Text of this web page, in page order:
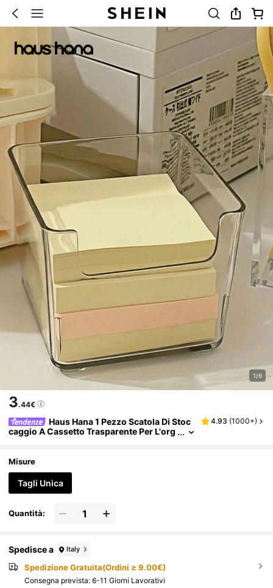
1/6
3.44€
Haus Hana 1 Pezzo Scatola Di Stoc
caggio A Cassetto Trasparente Per L'org
Abbinabile - Scatola Di Ordinamento E Categ
orizzazione
4.93 (1000+)
Misure
Tagli Unica
Quantità:
Spedisce a Italy
Spedizione Gratuita(Ordini ≥ 9.00€)
Consegna prevista: 6-11 Giorni Lavorativi